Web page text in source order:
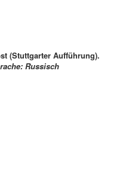
(Stuttgarter Aufführung).
Russisch